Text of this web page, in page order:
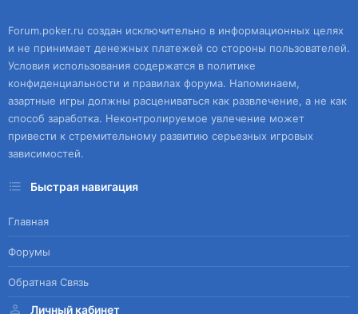
Forum.poker.ru создан исключительно в информационных целях
и не принимает денежных платежей со стороны пользователей.
Условия использования содержатся в политике
конфиденциальности и правилах форума. Напоминаем,
азартные игры должны расцениваться как развлечение, а не как
способ заработка. Неконтролируемое увлечение может
привести к стремительному развитию серьезных игровых
зависимостей.
Быстрая навигация
Главная
Форумы
Обратная Связь
Личный кабинет